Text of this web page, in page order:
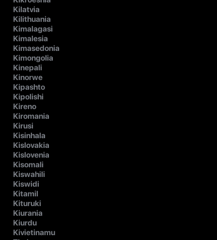
Kilatvia
Kilithuania
Kimalagasi
Kimalesia
Kimasedonia
Kimongolia
Kinepali
Kinorwe
Kipashto
Kipolishi
Kireno
Kiromania
Kirusi
Kisinhala
Kislovakia
Kislovenia
Kisomali
Kiswahili
Kiswidi
Kitamil
Kituruki
Kiurania
Kiurdu
Kivietinamu